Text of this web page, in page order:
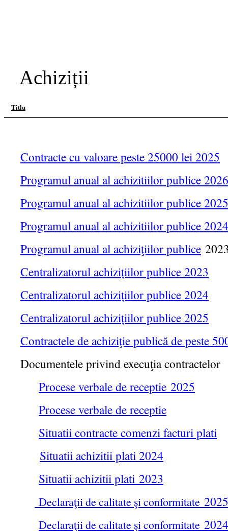
Achiziții
Titlu
Contracte cu valoare peste 25000 lei 2025
Programul anual al achizitiilor publice 2026
Programul anual al achizitiilor publice 2025
Programul anual al achizitiilor publice 2024
Programul anual al achiziţiilor publice
Centralizatorul achizițiilor publice 2023
Centralizatorul achizițiilor publice 2024
Centralizatorul achizițiilor publice 2025
Contractele de achiziţie publică de peste
Documentele privind execuţia contractelor
Procese verbale de receptie 2025
Procese verbale de receptie
Situatii contracte comenzi facturi plati
Situatii achizitii plati 2024
Situatii achizitii plati 2023
Declaraţii de calitate şi conformitate 2025
Declaraţii de calitate şi conformitate 2024